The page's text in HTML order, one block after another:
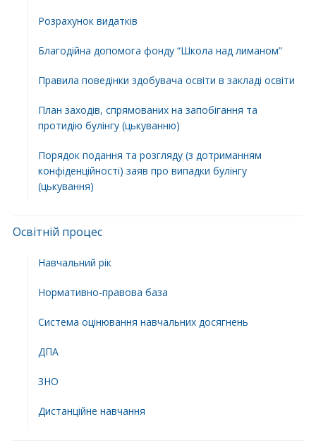
Розрахунок видатків
Благодійна допомога фонду “Школа над лиманом”
Правила поведінки здобувача освіти в закладі освіти
План заходів, спрямованих на запобігання та
протидію булінгу (цькуванню)
Порядок подання та розгляду (з дотриманням
конфіденційності) заяв про випадки булінгу
(цькування)
Освітній процес
Навчальний рік
Нормативно-правова база
Система оцінювання навчальних досягнень
ДПА
ЗНО
Дистанційне навчання